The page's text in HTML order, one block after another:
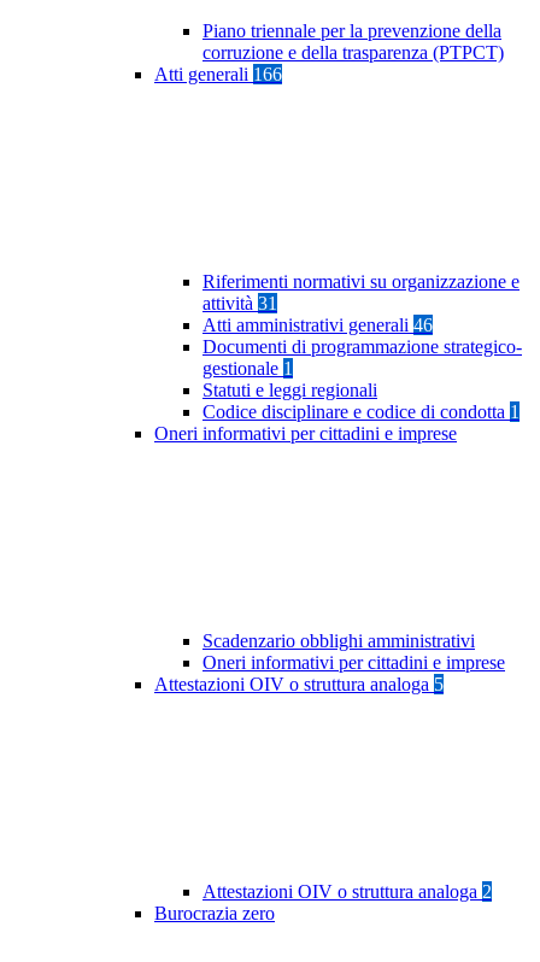
Piano triennale per la prevenzione della
corruzione e della trasparenza (PTPCT)
Atti generali 166
Riferimenti normativi su organizzazione e
attività 31
Atti amministrativi generali 46
Documenti di programmazione strategico-
gestionale 1
Statuti e leggi regionali
Codice disciplinare e codice di condotta 1
Oneri informativi per cittadini e imprese
Scadenzario obblighi amministrativi
Oneri informativi per cittadini e imprese
Attestazioni OIV o struttura analoga 5
Attestazioni OIV o struttura analoga 2
Burocrazia zero